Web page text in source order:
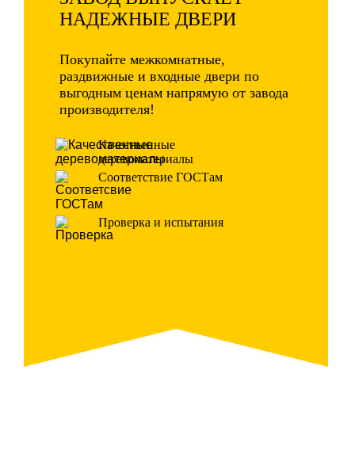
НАДЕЖНЫЕ ДВЕРИ
Покупайте межкомнатные,
раздвижные и входные двери по
выгодным ценам напрямую от завода
производителя!
Качественные
деревоматериалы
Соответствие ГОСТам
Проверка и испытания